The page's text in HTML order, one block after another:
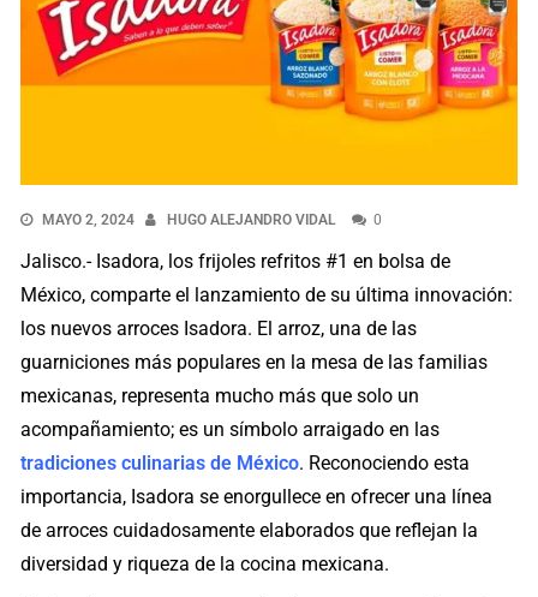
MAYO 2, 2024 HUGO ALEJANDRO VIDAL 0
Jalisco.- Isadora, los frijoles refritos #1 en bolsa de
México, comparte el lanzamiento de su última innovación:
los nuevos arroces Isadora. El arroz, una de las
guarniciones más populares en la mesa de las familias
mexicanas, representa mucho más que solo un
acompañamiento; es un símbolo arraigado en las
tradiciones culinarias de México. Reconociendo esta
importancia, Isadora se enorgullece en ofrecer una línea
de arroces cuidadosamente elaborados que reflejan la
diversidad y riqueza de la cocina mexicana.